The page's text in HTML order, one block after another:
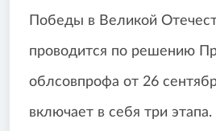
Победы в Великой
проводится по решению
облсовпрофа от 26
включает в себя три этапа.